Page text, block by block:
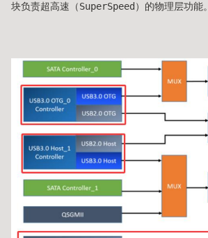
块负责超高速（SuperSpeed）的物理层功能。